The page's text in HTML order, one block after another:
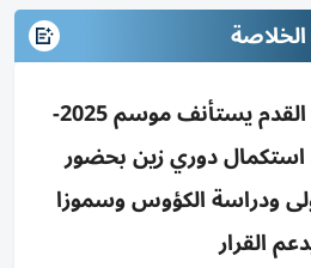
الخلاصة
الاتحاد الكويتي لكرة القدم يستأنف موسم 2025-
14 مايو؛ استكمال دوري زين بحضور
ودراسة الكؤوس وسموزا
القرار